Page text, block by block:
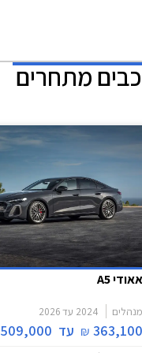
מתחרים
אאודי A5
מנהלים 2024 עד2026
363,100
₪ עד 509,000